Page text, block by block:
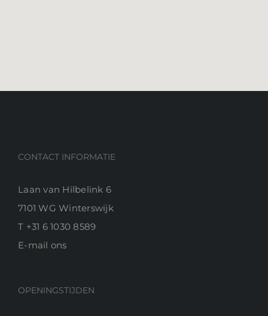
CONTACT INFORMATIE
Laan van Hilbelink 6
7101 WG Winterswijk
T +31 6 1030 8589
E-mail ons
OPENINGSTIJDEN